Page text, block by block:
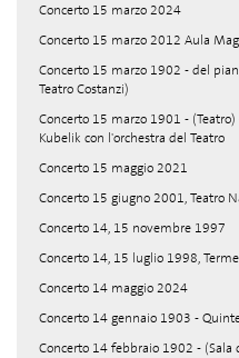
Concerto 15 marzo 2024
Concerto 15 marzo 2012 Aula
Concerto 15 marzo 1902 - del
Teatro Costanzi)
Concerto 15 marzo 1901 -
Kubelik con l'orchestra del Teatro
Concerto 15 maggio 2021
Concerto 15 giugno 2001, Teatro
Concerto 14, 15 novembre 1997
Concerto 14, 15 luglio 1998,
Concerto 14 maggio 2024
Concerto 14 gennaio 1903 -
Concerto 14 febbraio 1902 - (Sala